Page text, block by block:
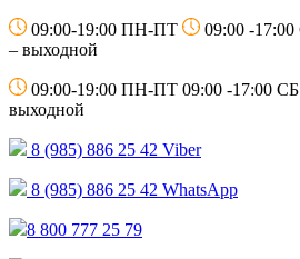
09:00-19:00 ПН-ПТ 09:00 -
– выходной
09:00-19:00 ПН-ПТ 09:00 -17:00 СБ
выходной
8 (985) 886 25 42 Viber
8 (985) 886 25 42 WhatsApp
8 800 777 25 79